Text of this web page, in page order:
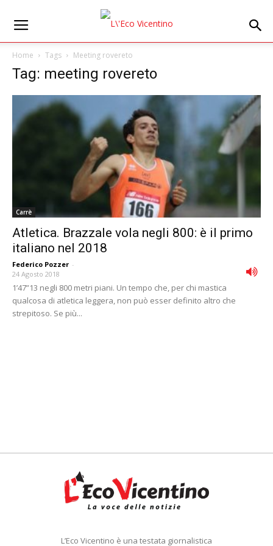
Home Tags Meeting rovereto
Tag: meeting rovereto
Carrè
Atletica. Brazzale vola negli 800: è il primo
italiano nel 2018
Federico Pozzer -
24 Agosto 2018
1’47”13 negli 800 metri piani. Un tempo che, per chi mastica
qualcosa di atletica leggera, non può esser definito altro che
strepitoso. Se più...
L’Eco Vicentino è una testata giornalistica